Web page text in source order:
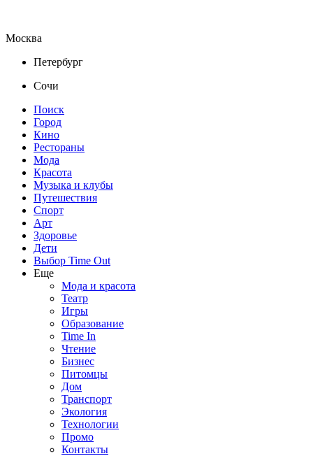
Москва
Петербург
Сочи
Поиск
Город
Кино
Рестораны
Мода
Красота
Музыка и клубы
Путешествия
Спорт
Арт
Здоровье
Дети
Выбор Time Out
Еще
Мода и красота
Театр
Игры
Образование
Time In
Чтение
Бизнес
Питомцы
Дом
Транспорт
Экология
Технологии
Промо
Контакты